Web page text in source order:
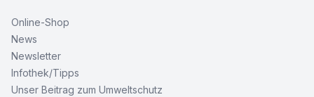
Online-Shop
News
Newsletter
Infothek/Tipps
Unser Beitrag zum Umweltschutz